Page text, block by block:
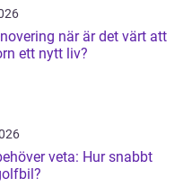
är det värt att
ett nytt liv?
veta: Hur snabbt